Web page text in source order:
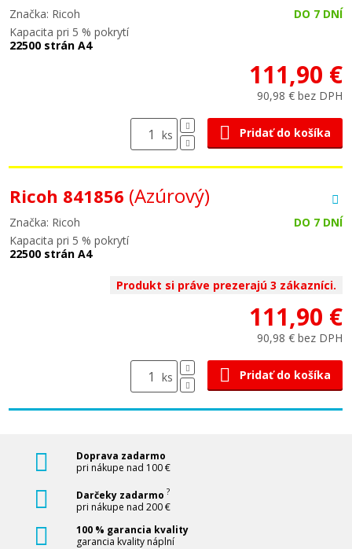
Značka: Ricoh
DO 7 DNÍ
Kapacita pri 5 % pokrytí
22500 strán A4
111,90 €
90,98 € bez DPH
ks Pridať do košíka
Ricoh 841856 (Azúrový)
Značka: Ricoh
DO 7 DNÍ
Kapacita pri 5 % pokrytí
22500 strán A4
Produkt si práve prezerajú 3 zákazníci.
111,90 €
90,98 € bez DPH
ks Pridať do košíka
Doprava zadarmo
pri nákupe nad 100 €
Darčeky zadarmo ?
pri nákupe nad 200 €
100 % garancia kvality
garancia kvality náplní